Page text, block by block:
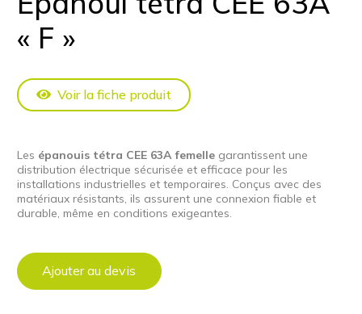
« F »
Voir la fiche produit
Les épanouis tétra CEE 63A femelle garantissent une
distribution électrique sécurisée et efficace pour les
installations industrielles et temporaires. Conçus avec des
matériaux résistants, ils assurent une connexion fiable et
durable, même en conditions exigeantes.
Ajouter au devis